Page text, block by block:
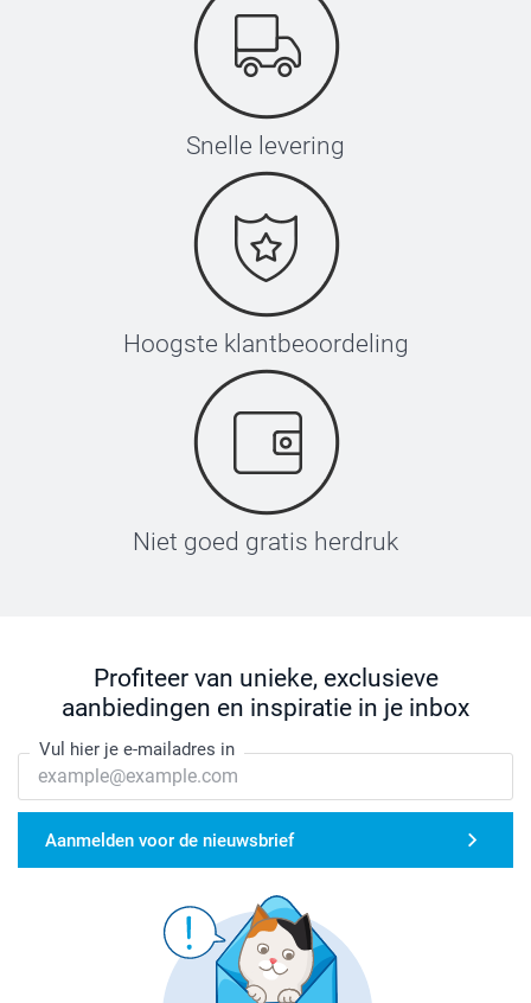
Snelle levering
Hoogste klantbeoordeling
Niet goed gratis herdruk
Profiteer van unieke, exclusieve
aanbiedingen en inspiratie in je inbox
Vul hier je e-mailadres in
Aanmelden voor de nieuwsbrief